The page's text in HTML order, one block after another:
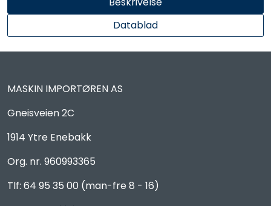
Datablad
MASKIN IMPORTØREN AS
Gneisveien 2C
1914 Ytre Enebakk
Org. nr. 960993365
Tlf: 64 95 35 00 (man-fre 8 - 16)
Kampanje